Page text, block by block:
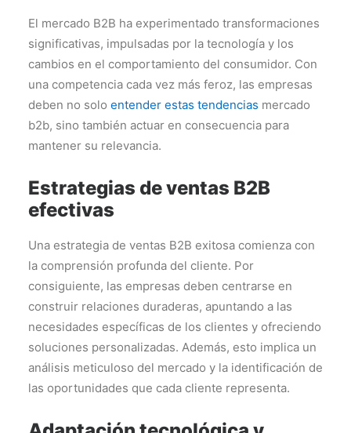
El mercado B2B ha experimentado transformaciones
significativas, impulsadas por la tecnología y los
cambios en el comportamiento del consumidor. Con
una competencia cada vez más feroz, las empresas
deben no solo entender estas tendencias mercado
b2b, sino también actuar en consecuencia para
mantener su relevancia.
Estrategias de ventas B2B
efectivas
Una estrategia de ventas B2B exitosa comienza con
la comprensión profunda del cliente. Por
consiguiente, las empresas deben centrarse en
construir relaciones duraderas, apuntando a las
necesidades específicas de los clientes y ofreciendo
soluciones personalizadas. Además, esto implica un
análisis meticuloso del mercado y la identificación de
las oportunidades que cada cliente representa.